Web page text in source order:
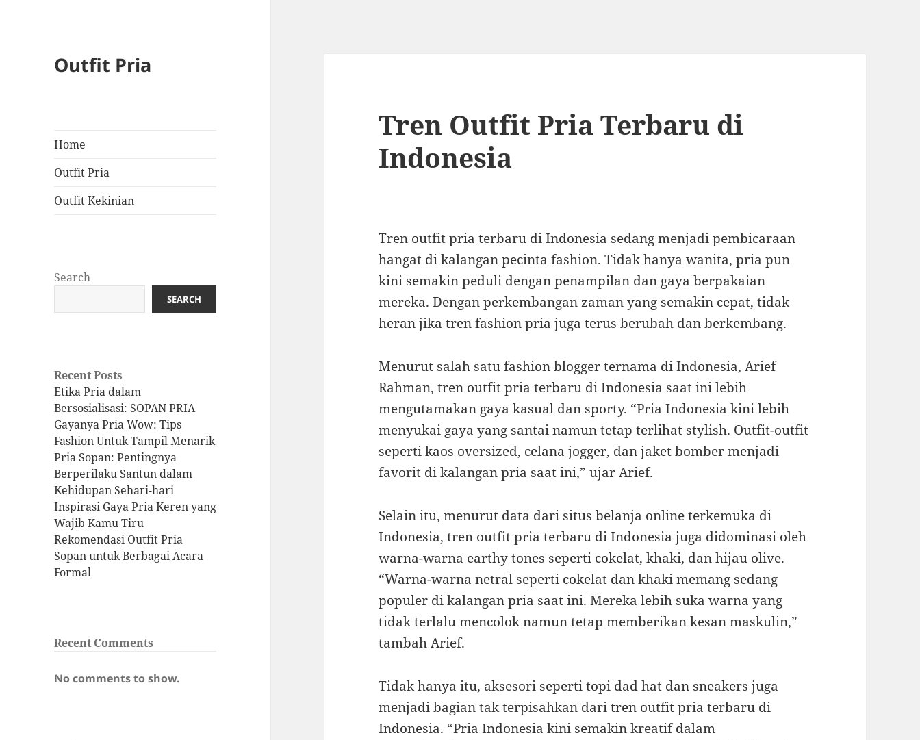
Outfit Pria
Home
Outfit Pria
Outfit Kekinian
Search
SEARCH
Recent Posts
Etika Pria dalam
Bersosialisasi: SOPAN PRIA
Gayanya Pria Wow: Tips
Fashion Untuk Tampil Menarik
Pria Sopan: Pentingnya
Berperilaku Santun dalam
Kehidupan Sehari-hari
Inspirasi Gaya Pria Keren yang
Wajib Kamu Tiru
Rekomendasi Outfit Pria
Sopan untuk Berbagai Acara
Formal
Recent Comments
No comments to show.
Tren Outfit Pria Terbaru di
Indonesia
Tren outfit pria terbaru di Indonesia sedang menjadi pembicaraan
hangat di kalangan pecinta fashion. Tidak hanya wanita, pria pun
kini semakin peduli dengan penampilan dan gaya berpakaian
mereka. Dengan perkembangan zaman yang semakin cepat, tidak
heran jika tren fashion pria juga terus berubah dan berkembang.
Menurut salah satu fashion blogger ternama di Indonesia, Arief
Rahman, tren outfit pria terbaru di Indonesia saat ini lebih
mengutamakan gaya kasual dan sporty. “Pria Indonesia kini lebih
menyukai gaya yang santai namun tetap terlihat stylish. Outfit-outfit
seperti kaos oversized, celana jogger, dan jaket bomber menjadi
favorit di kalangan pria saat ini,” ujar Arief.
Selain itu, menurut data dari situs belanja online terkemuka di
Indonesia, tren outfit pria terbaru di Indonesia juga didominasi oleh
warna-warna earthy tones seperti cokelat, khaki, dan hijau olive.
“Warna-warna netral seperti cokelat dan khaki memang sedang
populer di kalangan pria saat ini. Mereka lebih suka warna yang
tidak terlalu mencolok namun tetap memberikan kesan maskulin,”
tambah Arief.
Tidak hanya itu, aksesori seperti topi dad hat dan sneakers juga
menjadi bagian tak terpisahkan dari tren outfit pria terbaru di
Indonesia. “Pria Indonesia kini semakin kreatif dalam